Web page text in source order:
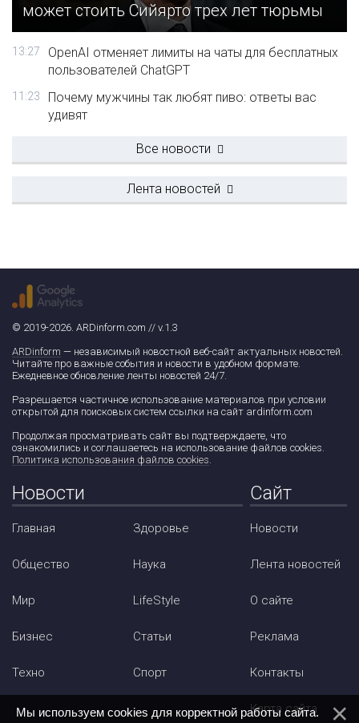
может стоить Сийярто трех лет тюрьмы
13:27
OpenAI отменяет лимиты на чаты для бесплатных
пользователей ChatGPT
11:23
Почему мужчины так любят пиво: ответы вас
удивят
Все новости
Лента новостей
© 2019-2026. ARDinform.com // v.1.3
ARDinform — независимый новостной веб-сайт актуальных новостей.
Читайте про важные события и новости в удобном формате.
Ежедневное обновление ленты новостей 24/7.
Разрешается частичное использование материалов при условии
открытой для поисковых систем ссылки на сайт ardinform.com
Продолжая просматривать сайт вы подтверждаете, что
ознакомились и соглашаетесь на использование файлов cookies.
Политика использования файлов cookies.
Новости
Главная
Общество
Мир
Бизнес
Техно
Здоровье
Наука
LifeStyle
Статьи
Спорт
Сайт
Новости
Лента новостей
О сайте
Реклама
Контакты
Карта сайта
Мы используем cookies для корректной работы сайта.